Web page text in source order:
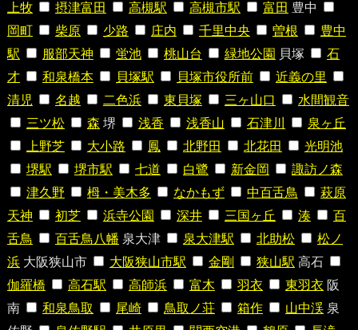
上牧
摂津富田 高槻駅 高槻市駅 富田 豊中
岡町
柴原 少路 庄内 千里中央 曽根
豊中
駅
服部天神 蛍池 桃山台 緑地公園 貝塚
石
才
和泉橋本 貝塚駅 貝塚市役所前
近義の里
清児
名越 二色浜 東貝塚 三ヶ山口
水間観音
三ツ松
森 堺 浅香 浅香山 石津川
泉ヶ丘
上野芝
大小路 鳳 北野田 北花田
光明池
堺駅
堺市駅 七道 白鷺 新金岡
諏訪ノ森
津久野
栂・美木多 なかもず 中百舌鳥
萩原
天神
初芝 浜寺公園 深井 三国ヶ丘 湊
百
舌鳥
百舌鳥八幡 泉大津 泉大津駅 北助松
松ノ
浜 大阪狭山市 大阪狭山市駅 金剛 狭山駅 高石
伽羅橋
高石駅 高師浜 富木 羽衣 東羽衣 阪
南
和泉鳥取 尾崎 鳥取ノ荘 箱作 山中渓 泉